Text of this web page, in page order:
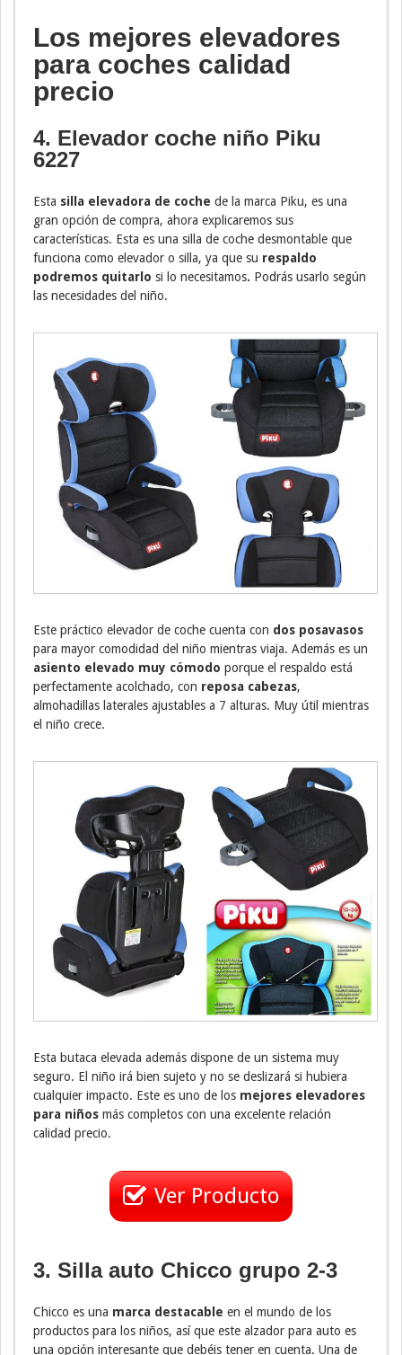
Los mejores elevadores
para coches calidad
precio
4. Elevador coche niño Piku
6227
Esta silla elevadora de coche de la marca Piku, es una
gran opción de compra, ahora explicaremos sus
características. Esta es una silla de coche desmontable que
funciona como elevador o silla, ya que su respaldo
podremos quitarlo si lo necesitamos. Podrás usarlo según
las necesidades del niño.
Este práctico elevador de coche cuenta con dos posavasos
para mayor comodidad del niño mientras viaja. Además es un
asiento elevado muy cómodo porque el respaldo está
perfectamente acolchado, con reposa cabezas,
almohadillas laterales ajustables a 7 alturas. Muy útil mientras
el niño crece.
Esta butaca elevada además dispone de un sistema muy
seguro. El niño irá bien sujeto y no se deslizará si hubiera
cualquier impacto. Este es uno de los mejores elevadores
para niños más completos con una excelente relación
calidad precio.
Ver Producto
3. Silla auto Chicco grupo 2-3
Chicco es una marca destacable en el mundo de los
productos para los niños, así que este alzador para auto es
una opción interesante que debéis tener en cuenta. Una de